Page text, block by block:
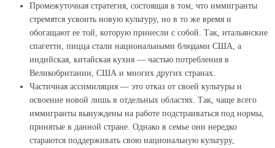
Промежуточная стратегия, состоящая в том, что иммигранты
стремятся усвоить новую культуру, но в то же время и
обогащают ее той, которую принесли с собой. Так, итальянские
спагетти, пицца стали национальными блюдами США, а
индийская, китайская кухня — частью потребления в
Великобритании, США и многих других странах.
Частичная ассимиляция — это отказ от своей культуры и
освоение новой лишь в отдельных областях. Так, чаще всего
иммигранты вынуждены на работе подстраиваться под нормы,
принятые в данной стране. Однако в семье они нередко
стараются поддерживать свою национальную культуру,